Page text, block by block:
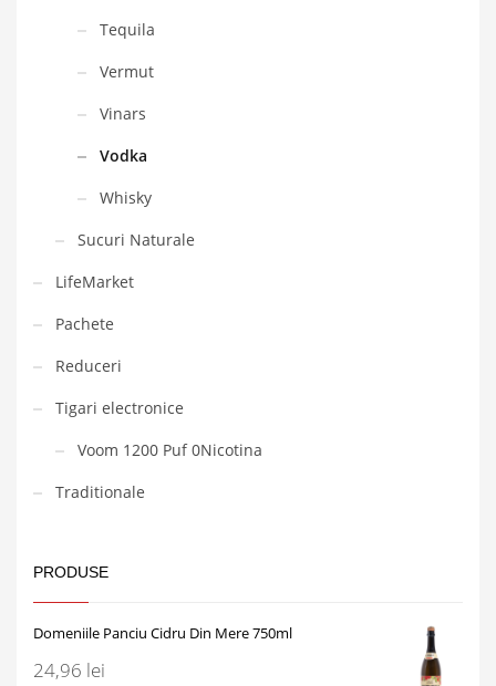
Tequila
Vermut
Vinars
Vodka
Whisky
Sucuri Naturale
LifeMarket
Pachete
Reduceri
Tigari electronice
Voom 1200 Puf 0Nicotina
Traditionale
PRODUSE
Domeniile Panciu Cidru Din Mere 750ml
24,96 lei